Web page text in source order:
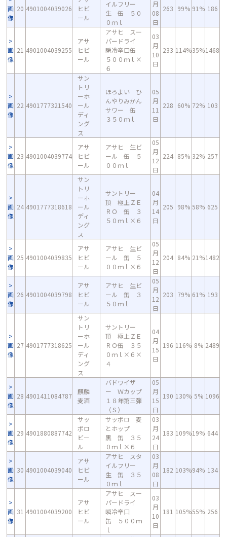
画
像
20 4901004039026
ヒビ
ール
イルフリー
生 缶 ５０
０ｍｌ
月
08
日
263 99% 91% 186
画
像
21 4901004039255
アサ
ヒビ
ール
アサヒ スー
パードライ
瞬冷辛口缶
５００ｍｌ×
６
03
月
10
日
233 114%35%1468
画
像
22 4901777321540
サン
トリ
ーホ
ール
ディ
ング
ス
ほろよい ひ
んやりみかん
サワー 缶
３５０ｍｌ
05
月
11
日
228 60% 72% 103
画
像
23 4901004039774
アサ
ヒビ
ール
アサヒ 生ビ
ール 缶 ５
００ｍｌ
05
月
12
日
224 85% 32% 257
画
像
24 4901777318618
サン
トリ
ーホ
ール
ディ
ング
ス
サントリー
頂 極上ＺＥ
ＲＯ 缶 ３
５０ｍｌ×６
04
月
14
日
205 98% 58% 625
画
像
25 4901004039835
アサ
ヒビ
ール
アサヒ 生ビ
ール 缶 ５
００ｍｌ×６
05
月
12
日
204 84% 21%1482
画
像
26 4901004039798
アサ
ヒビ
ール
アサヒ 生ビ
ール 缶 ３
５０ｍｌ
05
月
12
日
203 79% 61% 193
画
像
27 4901777318625
サン
トリ
ーホ
ール
ディ
ング
ス
サントリー
頂 極上ＺＥ
ＲＯ缶 ３５
０ｍｌ×６×
４
04
月
15
日
196 116% 8% 2489
画
像
28 4901411084787
麒麟
麦酒
バドワイザ
ー Ｗカップ
１８年第三弾
（Ｓ）
05
月
15
日
190 130% 5% 1096
画
像
29 4901880887742
サッ
ポロ
ビー
ル
サッポロ 麦
とホップ
黒 缶 ３５
０ｍｌ×６
03
月
24
日
183 109%19% 644
画
像
30 4901004039040
アサ
ヒビ
ール
アサヒ スタ
イルフリー
生 缶 ３５
０ｍｌ
03
月
08
日
182 103%94% 134
画
像
31 4901004039200
アサ
ヒビ
ール
アサヒ スー
パードライ
瞬冷辛口
缶 ５００ｍ
ｌ
03
月
10
日
181 105%55% 256